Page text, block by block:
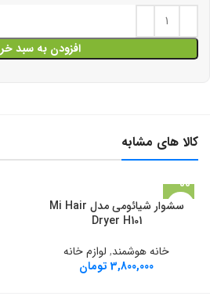
افزودن به سبد
کالا های مشابه
سشوار شیائومی مدل Mi Hair
Dryer H101
خانه هوشمند, لوازم خانه
3,800,000 تومان